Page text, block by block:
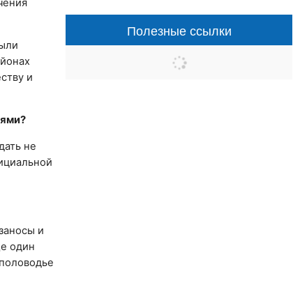
и
не
и
один
Полезные ссылки